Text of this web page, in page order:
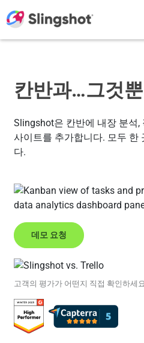
칸반과…그것
Slingshot은 칸반에 내장 분석,
사이트를 추가합니다. 모두 한
다.
데모 요청
고객의 평가가 어떤지 직접 확인하세